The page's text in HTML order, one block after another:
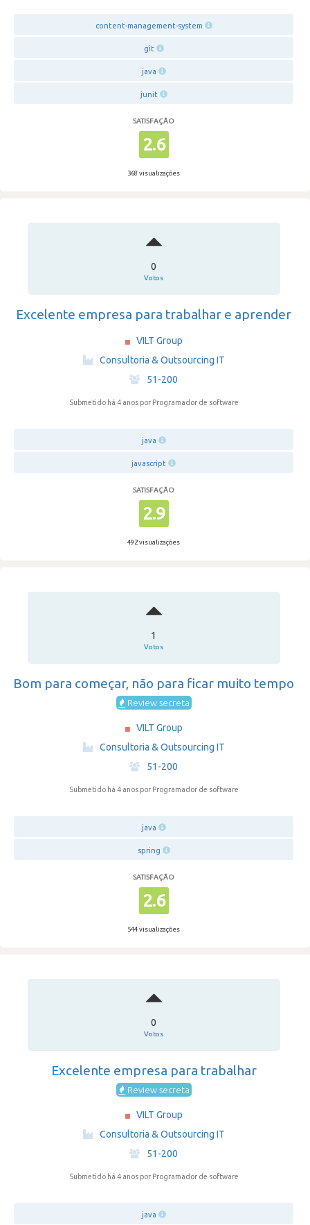
content-management-system
git
java
junit
SATISFAÇÃO
2.6
368 visualizações
0
Votos
Excelente empresa para trabalhar e aprender
VILT Group
·
Consultoria & Outsourcing IT
·
51-200
Submetido há 4 anos por Programador de software
java
javascript
SATISFAÇÃO
2.9
492 visualizações
1
Votos
Bom para começar, não para ficar muito tempo
Review secreta
VILT Group
·
Consultoria & Outsourcing IT
·
51-200
Submetido há 4 anos por Programador de software
java
spring
SATISFAÇÃO
2.6
544 visualizações
0
Votos
Excelente empresa para trabalhar
Review secreta
VILT Group
·
Consultoria & Outsourcing IT
·
51-200
Submetido há 4 anos por Programador de software
java